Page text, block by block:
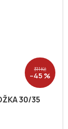
311 Kč
–45 %
30/35